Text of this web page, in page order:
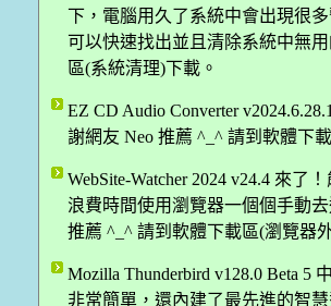
下，電腦用久了系統中會出現很
可以快速找出並且清除系統中無
區(系統清理)下載。
EZ CD Audio Converter
謝網友 Neo 推薦 ^_^ 請到軟體下
WebSite-Watcher 2024 v24.4 來
浪費時間使用瀏覽器一個個手動
推薦 ^_^ 請到軟體下載區(瀏覽器
Mozilla Thunderbird v128.0 Beta
非常簡單，還內建了最先進的智